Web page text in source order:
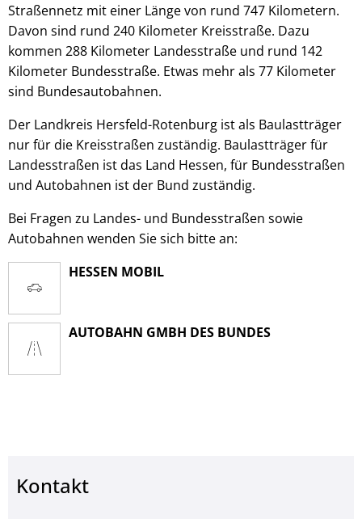
© stock.adobe.com - Vadim
Straßennetz mit einer Länge von rund 747 Kilometern.
Davon sind rund 240 Kilometer Kreisstraße. Dazu
kommen 288 Kilometer Landesstraße und rund 142
Kilometer Bundesstraße. Etwas mehr als 77 Kilometer
sind Bundesautobahnen.
Der Landkreis Hersfeld-Rotenburg ist als Baulastträger
nur für die Kreisstraßen zuständig. Baulastträger für
Landesstraßen ist das Land Hessen, für Bundesstraßen
und Autobahnen ist der Bund zuständig.
Bei Fragen zu Landes- und Bundesstraßen sowie
Autobahnen wenden Sie sich bitte an:
HESSEN MOBIL
AUTOBAHN GMBH DES BUNDES
Kontakt